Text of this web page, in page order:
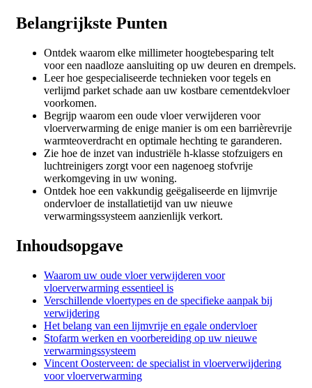
Belangrijkste Punten
Ontdek waarom elke millimeter hoogtebesparing telt
voor een naadloze aansluiting op uw deuren en drempels.
Leer hoe gespecialiseerde technieken voor tegels en
verlijmd parket schade aan uw kostbare cementdekvloer
voorkomen.
Begrijp waarom een oude vloer verwijderen voor
vloerverwarming de enige manier is om een barrièrevrije
warmteoverdracht en optimale hechting te garanderen.
Zie hoe de inzet van industriële h-klasse stofzuigers en
luchtreinigers zorgt voor een nagenoeg stofvrije
werkomgeving in uw woning.
Ontdek hoe een vakkundig geëgaliseerde en lijmvrije
ondervloer de installatietijd van uw nieuwe
verwarmingssysteem aanzienlijk verkort.
Inhoudsopgave
Waarom uw oude vloer verwijderen voor
vloerverwarming essentieel is
Verschillende vloertypes en de specifieke aanpak bij
verwijdering
Het belang van een lijmvrije en egale ondervloer
Stofarm werken en voorbereiding op uw nieuwe
verwarmingssysteem
Vincent Oosterveen: de specialist in vloerverwijdering
voor vloerverwarming